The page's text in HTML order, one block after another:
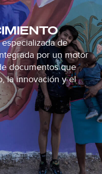
de
por un motor
documentos que
la innovación y el